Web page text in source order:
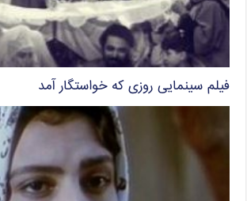
فیلم سینمایی روزی که خواستگار آمد